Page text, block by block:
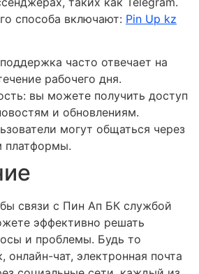
способа включают: Pin Up kz
часто отвечает на
рабочего дня.
вы можете получить доступ
и обновлениям.
могут общаться через
платформы.
связи с Пин Ап БК службой
эффективно решать
и проблемы. Будь то
онлайн-чат, электронная почта